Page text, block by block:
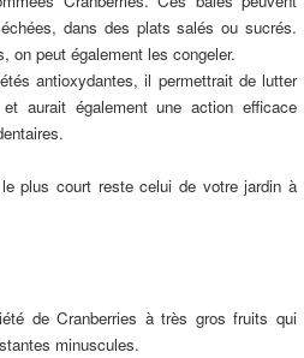
dans des plats salés ou sucrés.
on peut également les congeler.
antioxydantes, il permettrait de lutter
aurait également une action efficace
plus court reste celui de votre jardin à
de Cranberries à très gros fruits qui
minuscules.